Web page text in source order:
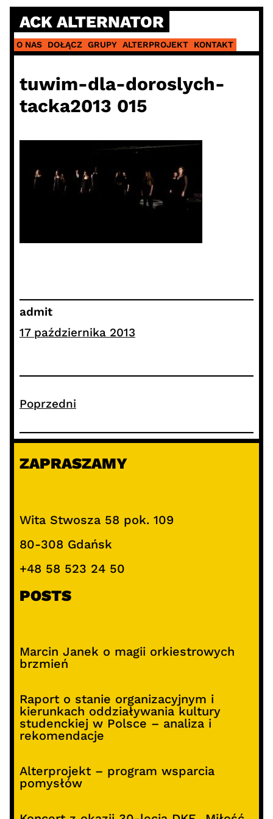
Skip
content
ACK ALTERNATOR
O NAS DOŁĄCZ GRUPY ALTERPROJEKT KONTAKT
tuwim-dla-doroslych-
tacka2013 015
admit
17 października 2013
Poprzedni
ZAPRASZAMY
Wita Stwosza 58 pok. 109
80-308 Gdańsk
+48 58 523 24 50
POSTS
Marcin Janek o magii orkiestrowych
brzmień
Raport o stanie organizacyjnym i
kierunkach oddziaływania kultury
studenckiej w Polsce – analiza i
rekomendacje
Alterprojekt – program wsparcia
pomysłów